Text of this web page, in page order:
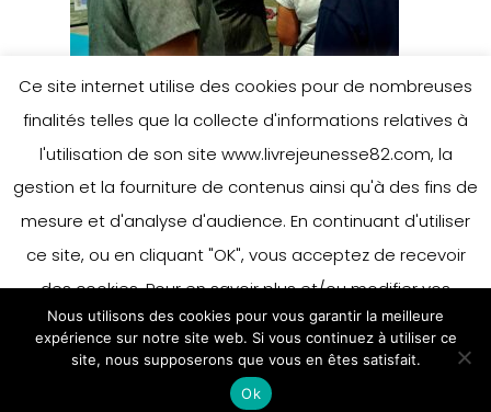
Ce site internet utilise des cookies pour de nombreuses
finalités telles que la collecte d'informations relatives à
l'utilisation de son site www.livrejeunesse82.com, la
gestion et la fourniture de contenus ainsi qu'à des fins de
mesure et d'analyse d'audience. En continuant d'utiliser
ce site, ou en cliquant "OK", vous acceptez de recevoir
des cookies. Pour en savoir plus et/ou modifier vos
préférences en matière de cookies, merci de vous référer
à notre politique sur les cookies.
Accepter
En savoir plus
Nous utilisons des cookies pour vous garantir la meilleure
expérience sur notre site web. Si vous continuez à utiliser ce
site, nous supposerons que vous en êtes satisfait.
Ok